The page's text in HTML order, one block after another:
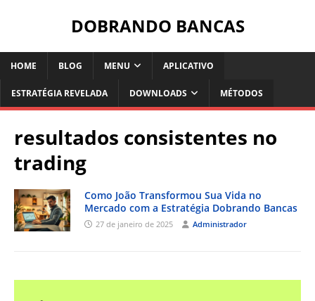
DOBRANDO BANCAS
HOME BLOG MENU APLICATIVO
ESTRATÉGIA REVELADA DOWNLOADS MÉTODOS
resultados consistentes no
trading
Como João Transformou Sua Vida no
Mercado com a Estratégia Dobrando Bancas
27 de janeiro de 2025 Administrador